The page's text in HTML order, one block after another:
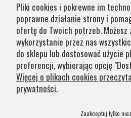
na zamówienie jest zaznaczony w
nasze lampy warto czasem
Kategorie
Obsługa klienta
Pliki cookies i pokrewne im
poprawne działanie strony i
ofertę do Twoich potrzeb. Możesz
wykorzystanie przez nas
do sklepu lub dostosować użycie
preferencji, wybierając opcję
Więcej o plikach cookies
prywatności.
Zaakceptuj tylko